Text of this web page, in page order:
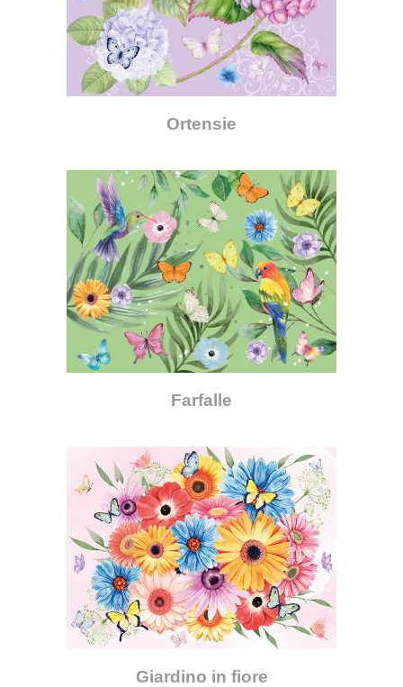
Ortensie
Farfalle
Giardino in fiore